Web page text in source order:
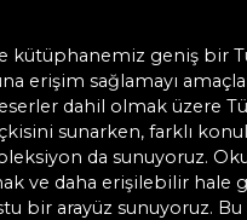
kütüphanemiz geniş bir
erişim sağlamayı
dahil olmak üzere
sunarken, farklı
da sunuyoruz.
ve daha erişilebilir hale
bir arayüz sunuyoruz. Bu